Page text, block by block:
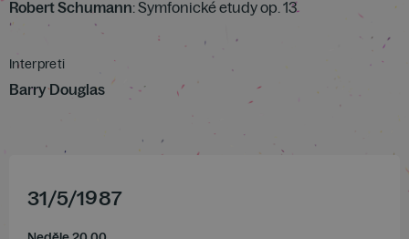
Robert Schumann: Symfonické etudy op. 13
Interpreti
Barry Douglas
31/5/1987